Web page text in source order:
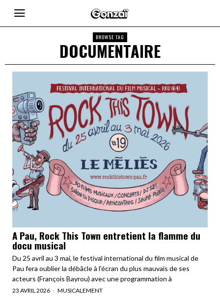
BROWSE TAG
DOCUMENTAIRE
A Pau, Rock This Town entretient la flamme du
docu musical
Du 25 avril au 3 mai, le festival international du film musical de
Pau fera oublier la débâcle à l'écran du plus mauvais de ses
acteurs (François Bayrou) avec une programmation à
23 AVRIL 2026 MUSICALEMENT